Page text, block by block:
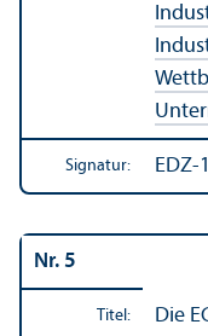
Signatur: EDZ-
Nr. 5
Titel:
Die